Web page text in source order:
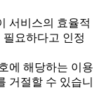
서비스의 효율적
요하다고 인정
에 해당하는 이용
거절할 수 있습니